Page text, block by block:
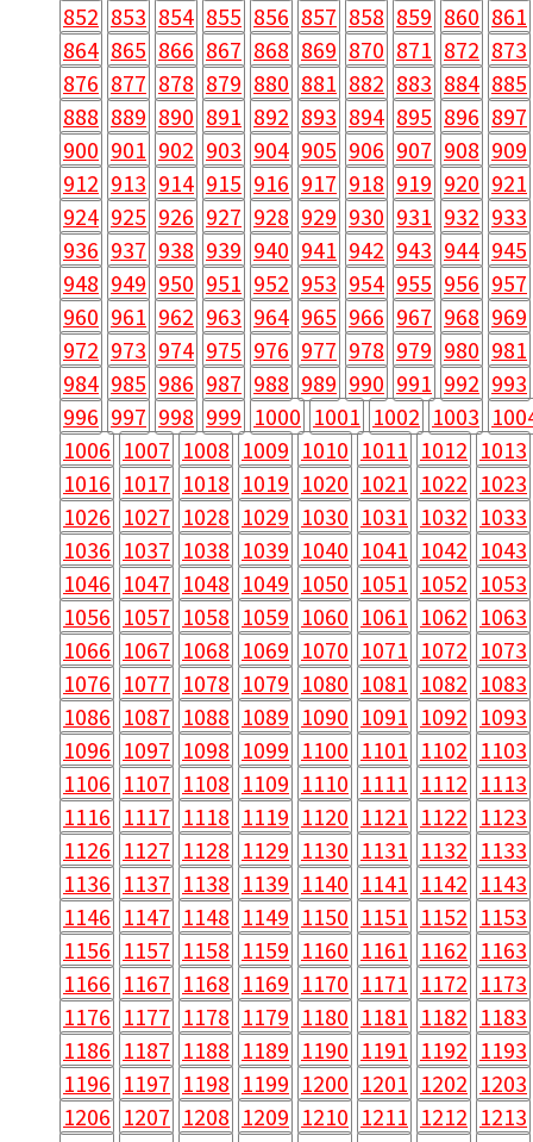
852 853 854 855 856 857 858 859 860 861
864 865 866 867 868 869 870 871 872 873
876 877 878 879 880 881 882 883 884 885
888 889 890 891 892 893 894 895 896 897
900 901 902 903 904 905 906 907 908 909
912 913 914 915 916 917 918 919 920 921
924 925 926 927 928 929 930 931 932 933
936 937 938 939 940 941 942 943 944 945
948 949 950 951 952 953 954 955 956 957
960 961 962 963 964 965 966 967 968 969
972 973 974 975 976 977 978 979 980 981
984 985 986 987 988 989 990 991 992 993
996 997 998 999 1000 1001 1002 1003
1006 1007 1008 1009 1010 1011 1012 1013
1016 1017 1018 1019 1020 1021 1022 1023
1026 1027 1028 1029 1030 1031 1032 1033
1036 1037 1038 1039 1040 1041 1042 1043
1046 1047 1048 1049 1050 1051 1052 1053
1056 1057 1058 1059 1060 1061 1062 1063
1066 1067 1068 1069 1070 1071 1072 1073
1076 1077 1078 1079 1080 1081 1082 1083
1086 1087 1088 1089 1090 1091 1092 1093
1096 1097 1098 1099 1100 1101 1102 1103
1106 1107 1108 1109 1110 1111 1112 1113
1116 1117 1118 1119 1120 1121 1122 1123
1126 1127 1128 1129 1130 1131 1132 1133
1136 1137 1138 1139 1140 1141 1142 1143
1146 1147 1148 1149 1150 1151 1152 1153
1156 1157 1158 1159 1160 1161 1162 1163
1166 1167 1168 1169 1170 1171 1172 1173
1176 1177 1178 1179 1180 1181 1182 1183
1186 1187 1188 1189 1190 1191 1192 1193
1196 1197 1198 1199 1200 1201 1202 1203
1206 1207 1208 1209 1210 1211 1212 1213